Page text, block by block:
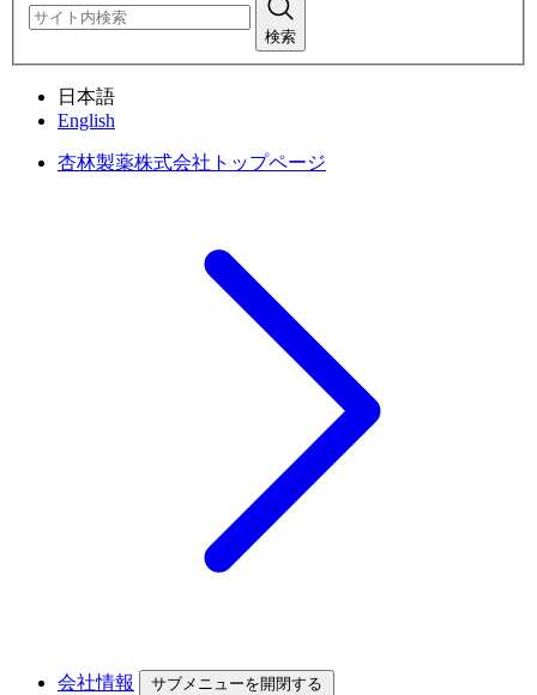
検索
日本語
English
杏林製薬株式会社トップページ
会社情報 サブメニューを開閉する